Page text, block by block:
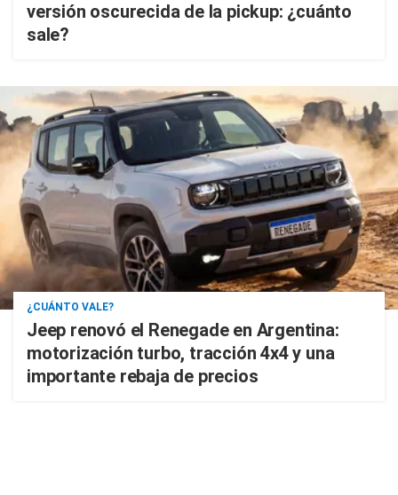
versión oscurecida de la pickup: ¿cuánto
sale?
¿CUÁNTO VALE?
Jeep renovó el Renegade en Argentina:
motorización turbo, tracción 4x4 y una
importante rebaja de precios